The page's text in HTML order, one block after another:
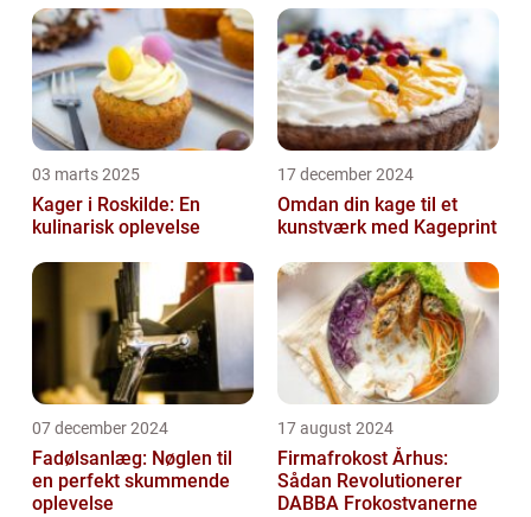
03 marts 2025
Kager i Roskilde: En
kulinarisk oplevelse
17 december 2024
Omdan din kage til et
kunstværk med Kageprint
07 december 2024
Fadølsanlæg: Nøglen til
en perfekt skummende
oplevelse
17 august 2024
Firmafrokost Århus:
Sådan Revolutionerer
DABBA Frokostvanerne